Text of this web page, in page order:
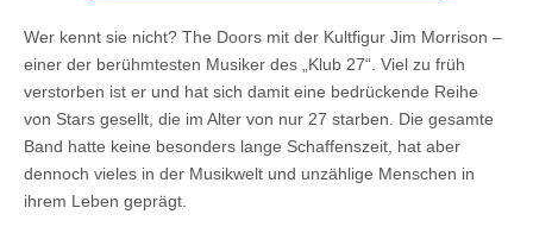
Wer kennt sie nicht? The Doors mit der Kultfigur Jim Morrison –
einer der berühmtesten Musiker des „Klub 27“. Viel zu früh
verstorben ist er und hat sich damit eine bedrückende Reihe
von Stars gesellt, die im Alter von nur 27 starben. Die gesamte
Band hatte keine besonders lange Schaffenszeit, hat aber
dennoch vieles in der Musikwelt und unzählige Menschen in
ihrem Leben geprägt.